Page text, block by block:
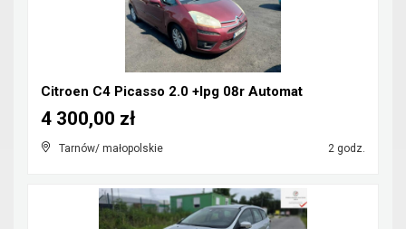
Citroen C4 Picasso 2.0 +lpg 08r Automat
Tarnów/ małopolskie 2 godz.
4 300,00 zł